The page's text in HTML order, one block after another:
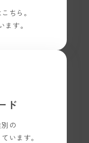
ちら。
す。
ド
の
います。